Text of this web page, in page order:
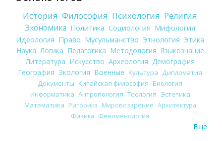
История Философия Психология Религия
Экономика Политика Социология Мифология
Идеология Право Мусульманство Этнология Этика
Наука Логика Педагогика Методология Языкознание
Литература Искусство Археология Демография
География Экология Военные Культура
Дипломатия
Документы Китайская философия Биология
Информатика Антропология Теология Эстетика
Математика Риторика Мировоззрение Архитектура
Физика Феноменология
Еще